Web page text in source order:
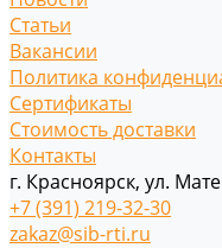
Статьи
Вакансии
Политика
Сертификаты
Стоимость доставки
Контакты
г. Красноярск, ул.
+7 (391) 219-32-30
zakaz@sib-rti.ru